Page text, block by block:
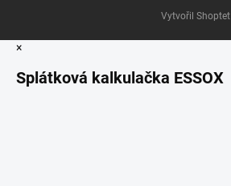
Vytvořil Shoptet
×
Splátková kalkulačka ESSOX